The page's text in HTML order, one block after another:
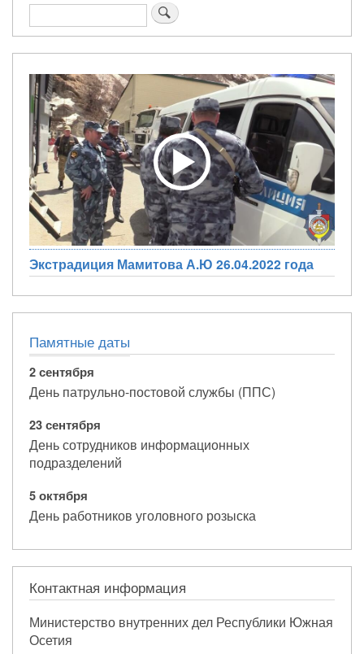
Поиск
Экстрадиция Мамитова А.Ю 26.04.2022 года
Памятные даты
2 сентября
День патрульно-постовой службы (ППС)
23 сентября
День сотрудников информационных
подразделений
5 октября
День работников уголовного розыска
Контактная информация
Министерство внутренних дел Республики Южная
Осетия